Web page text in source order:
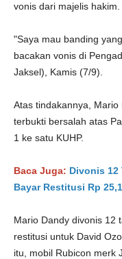
vonis dari majelis hakim.
"Saya mau banding
bacakan vonis di
Jaksel), Kamis (7/9).
Atas tindakannya,
terbukti bersalah atas
1 ke satu KUHP.
Baca Juga: Divonis 12
Bayar Restitusi Rp
Mario Dandy divonis 12
restitusi untuk David
itu, mobil Rubicon merk